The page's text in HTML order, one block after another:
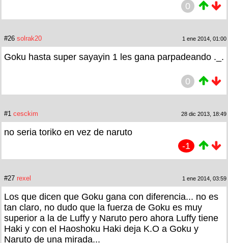
0
#26 solrak20 1 ene 2014, 01:00
Goku hasta super sayayin 1 les gana parpadeando ._.
0
#1 cesckim 28 dic 2013, 18:49
no seria toriko en vez de naruto
-1
#27 rexel 1 ene 2014, 03:59
Los que dicen que Goku gana con diferencia... no es
tan claro, no dudo que la fuerza de Goku es muy
superior a la de Luffy y Naruto pero ahora Luffy tiene
Haki y con el Haoshoku Haki deja K.O a Goku y
Naruto de una mirada...